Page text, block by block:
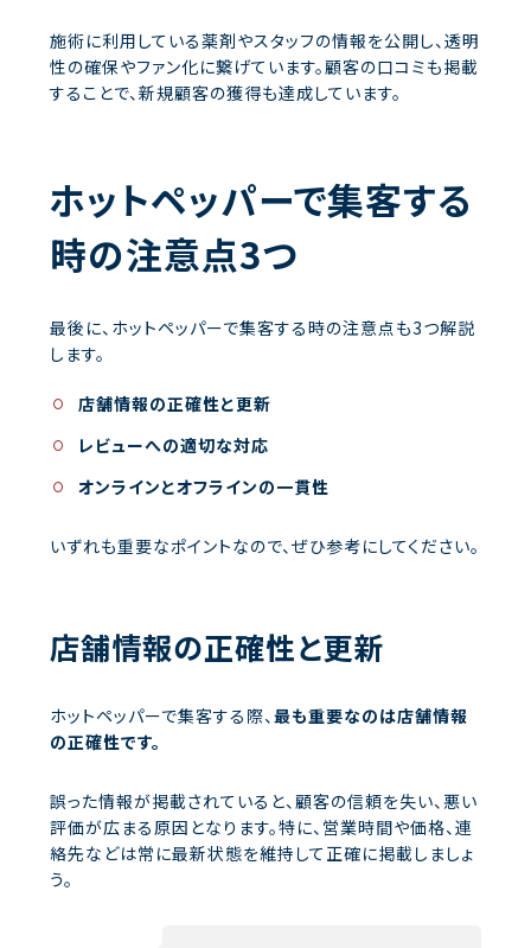
施術に利用している薬剤やスタッフの情報を公開し、透明
性の確保やファン化に繋げています。顧客の口コミも掲載
することで、新規顧客の獲得も達成しています。
ホットペッパーで集客する
時の注意点3つ
最後に、ホットペッパーで集客する時の注意点も3つ解説
します。
店舗情報の正確性と更新
レビューへの適切な対応
オンラインとオフラインの一貫性
いずれも重要なポイントなので、ぜひ参考にしてください。
店舗情報の正確性と更新
ホットペッパーで集客する際、最も重要なのは店舗情報
の正確性です。
誤った情報が掲載されていると、顧客の信頼を失い、悪い
評価が広まる原因となります。特に、営業時間や価格、連
絡先などは常に最新状態を維持して正確に掲載しましょ
う。